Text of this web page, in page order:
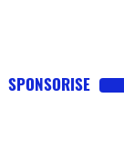
SPONSORISE